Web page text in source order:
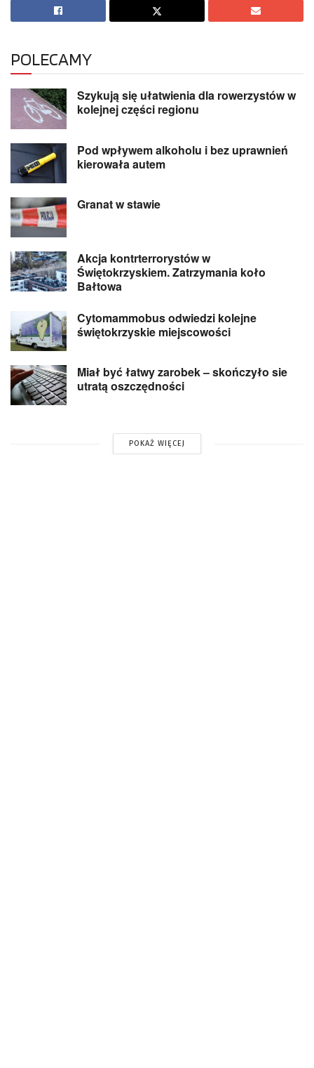
POLECAMY
Szykują się ułatwienia dla rowerzystów w
kolejnej części regionu
Pod wpływem alkoholu i bez uprawnień
kierowała autem
Granat w stawie
Akcja kontrterrorystów w
Świętokrzyskiem. Zatrzymania koło
Bałtowa
Cytomammobus odwiedzi kolejne
świętokrzyskie miejscowości
Miał być łatwy zarobek – skończyło sie
utratą oszczędności
POKAŻ WIĘCEJ